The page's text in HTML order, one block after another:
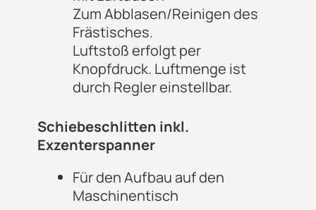
Zum Abblasen/Reinigen des
Frästisches.
Luftstoß erfolgt per
Knopfdruck. Luftmenge ist
durch Regler einstellbar.
Schiebeschlitten inkl.
Exzenterspanner
Für den Aufbau auf den
Maschinentisch